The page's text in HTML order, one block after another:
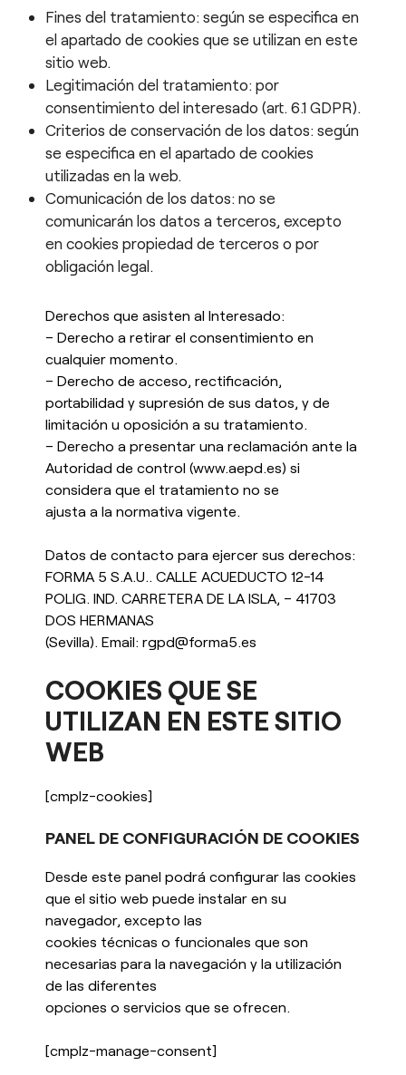
Fines del tratamiento: según se especifica en
el apartado de cookies que se utilizan en este
sitio web.
Legitimación del tratamiento: por
consentimiento del interesado (art. 6.1 GDPR).
Criterios de conservación de los datos: según
se especifica en el apartado de cookies
utilizadas en la web.
Comunicación de los datos: no se
comunicarán los datos a terceros, excepto
en cookies propiedad de terceros o por
obligación legal.
Derechos que asisten al Interesado:
– Derecho a retirar el consentimiento en
cualquier momento.
– Derecho de acceso, rectificación,
portabilidad y supresión de sus datos, y de
limitación u oposición a su tratamiento.
– Derecho a presentar una reclamación ante la
Autoridad de control (www.aepd.es) si
considera que el tratamiento no se
ajusta a la normativa vigente.
Datos de contacto para ejercer sus derechos:
FORMA 5 S.A.U.. CALLE ACUEDUCTO 12-14
POLIG. IND. CARRETERA DE LA ISLA, – 41703
DOS HERMANAS
(Sevilla). Email: rgpd@forma5.es
COOKIES QUE SE
UTILIZAN EN ESTE SITIO
WEB
[cmplz-cookies]
PANEL DE CONFIGURACIÓN DE COOKIES
Desde este panel podrá configurar las cookies
que el sitio web puede instalar en su
navegador, excepto las
cookies técnicas o funcionales que son
necesarias para la navegación y la utilización
de las diferentes
opciones o servicios que se ofrecen.
[cmplz-manage-consent]